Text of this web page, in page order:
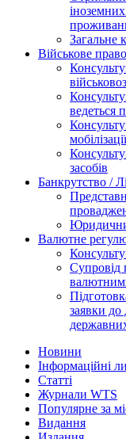
Загальне
Військове право
ведеться
засобів
Банкрутство /
Валютне
Супровід
заявки
Новини
Інформаційні
Статті
Журнали WTS
Популярне за
Видання